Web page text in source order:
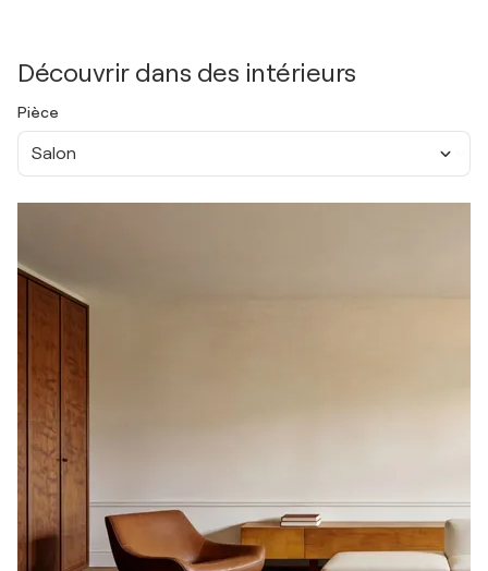
Découvrir dans des intérieurs
Pièce
Salon